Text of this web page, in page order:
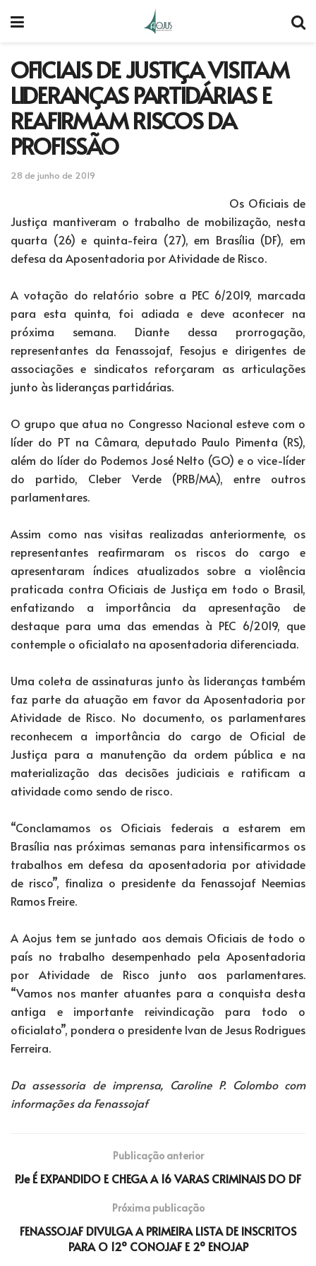
OFICIAIS DE JUSTIÇA VISITAM
LIDERANÇAS PARTIDÁRIAS E
REAFIRMAM RISCOS DA
PROFISSÃO
28 de junho de 2019
Os Oficiais de
Justiça mantiveram o trabalho de mobilização, nesta
quarta (26) e quinta-feira (27), em Brasília (DF), em
defesa da Aposentadoria por Atividade de Risco.
A votação do relatório sobre a PEC 6/2019, marcada
para esta quinta, foi adiada e deve acontecer na
próxima semana. Diante dessa prorrogação,
representantes da Fenassojaf, Fesojus e dirigentes de
associações e sindicatos reforçaram as articulações
junto às lideranças partidárias.
O grupo que atua no Congresso Nacional esteve com o
líder do PT na Câmara, deputado Paulo Pimenta (RS),
além do líder do Podemos José Nelto (GO) e o vice-líder
do partido, Cleber Verde (PRB/MA), entre outros
parlamentares.
Assim como nas visitas realizadas anteriormente, os
representantes reafirmaram os riscos do cargo e
apresentaram índices atualizados sobre a violência
praticada contra Oficiais de Justiça em todo o Brasil,
enfatizando a importância da apresentação de
destaque para uma das emendas à PEC 6/2019, que
contemple o oficialato na aposentadoria diferenciada.
Uma coleta de assinaturas junto às lideranças também
faz parte da atuação em favor da Aposentadoria por
Atividade de Risco. No documento, os parlamentares
reconhecem a importância do cargo de Oficial de
Justiça para a manutenção da ordem pública e na
materialização das decisões judiciais e ratificam a
atividade como sendo de risco.
“Conclamamos os Oficiais federais a estarem em
Brasília nas próximas semanas para intensificarmos os
trabalhos em defesa da aposentadoria por atividade
de risco”, finaliza o presidente da Fenassojaf Neemias
Ramos Freire.
A Aojus tem se juntado aos demais Oficiais de todo o
país no trabalho desempenhado pela Aposentadoria
por Atividade de Risco junto aos parlamentares.
“Vamos nos manter atuantes para a conquista desta
antiga e importante reivindicação para todo o
oficialato”, pondera o presidente Ivan de Jesus Rodrigues
Ferreira.
Da assessoria de imprensa, Caroline P. Colombo com
informações da Fenassojaf
Publicação anterior
PJe É EXPANDIDO E CHEGA A 16 VARAS CRIMINAIS DO DF
Próxima publicação
FENASSOJAF DIVULGA A PRIMEIRA LISTA DE INSCRITOS
PARA O 12º CONOJAF E 2º ENOJAP